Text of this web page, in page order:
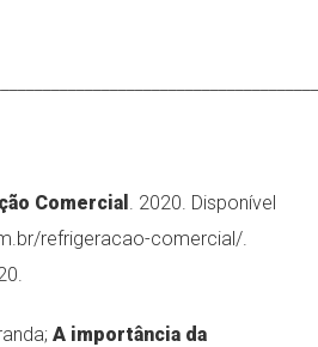
Comercial . 2020. Disponível
refrigeracao-comercial/.
A importância da